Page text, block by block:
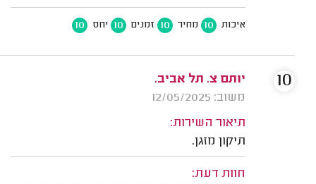
איכות 10 מחיר 10 זמנים 10 יחס 10
יותם צ. תל אביב.
משוב: 12/05/2025
תיאור השירות:
תיקון מזגן.
חוות דעת:
10